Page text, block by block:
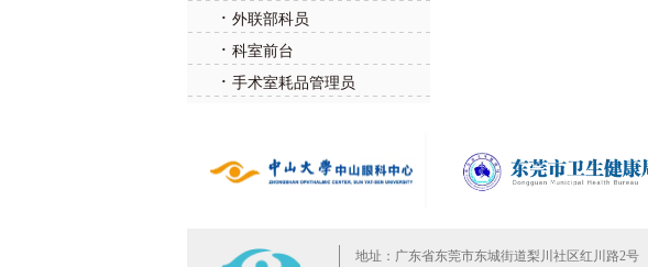
· 外联部科员
· 科室前台
· 手术室耗品管理员
地址：广东省东莞市东城街道梨川社区红川路2号